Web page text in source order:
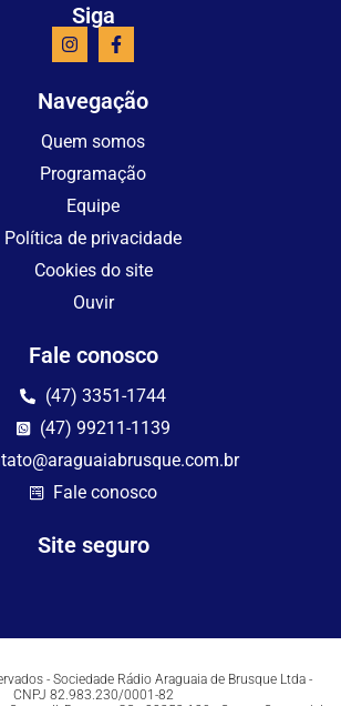
Siga
Navegação
Quem somos
Programação
Equipe
Política de privacidade
Cookies do site
Ouvir
Fale conosco
(47) 3351-1744
(47) 99211-1139
Fale conosco
Site seguro
- Sociedade Rádio Araguaia de Brusque Ltda -
CNPJ 82.983.230/0001-82